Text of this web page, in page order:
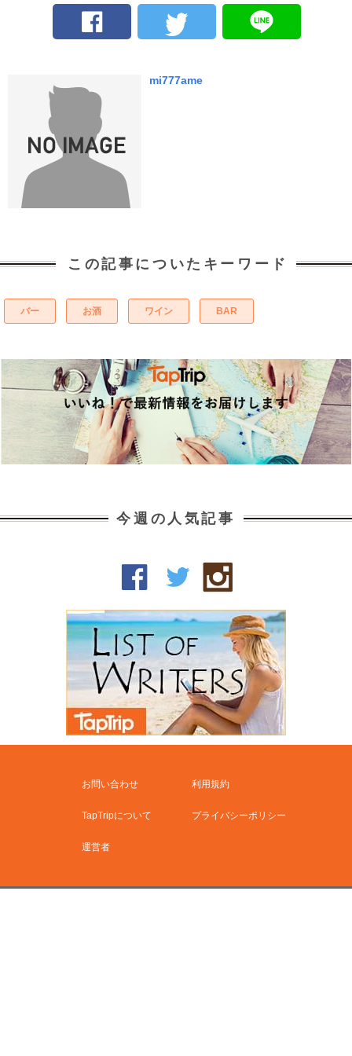
mi777ame
この記事についたキーワード
バー お酒 ワイン BAR
今週の人気記事
お問い合わせ 利用規約
TapTripについて プライバシーポリシー
運営者